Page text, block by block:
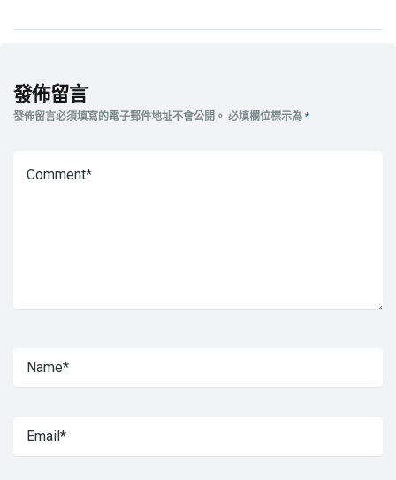
發佈留言
發佈留言必須填寫的電子郵件地址不會公開。 必填欄位標示為 *